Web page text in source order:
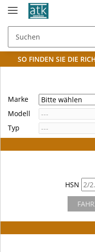
SO FINDEN SIE DIE
Marke
Modell
Typ
HSN